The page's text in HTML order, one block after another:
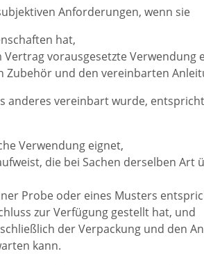
Anforderungen, wenn sie
hat,
Vertrag vorausgesetzte Verwendung
Zubehör und den vereinbarten
anderes vereinbart wurde,
Verwendung eignet,
die bei Sachen derselben
Probe oder eines Musters
zur Verfügung gestellt hat, und
der Verpackung und den
kann.